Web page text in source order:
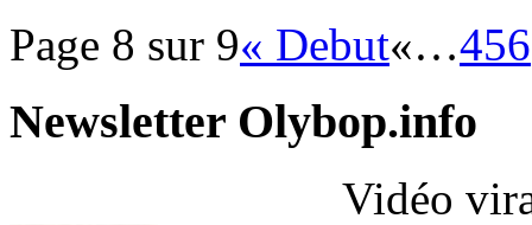
Page 8 sur 9« Debut«…456
Newsletter Olybop.info
Vidéo